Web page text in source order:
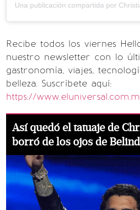
Recibe todos los viernes
nuestro newsletter con lo
gastronomía, viajes,
belleza. Suscríbete aquí:
https://
Así quedó el tatuaje de
borró de los ojos de